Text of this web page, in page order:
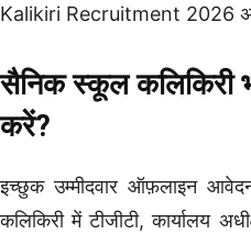
Kalikiri Recruitment 2026
सैनिक स्कूल कलिकिरी
करें?
इच्छुक उम्मीदवार ऑफ़लाइन
कलिकिरी में टीजीटी, कार्यालय